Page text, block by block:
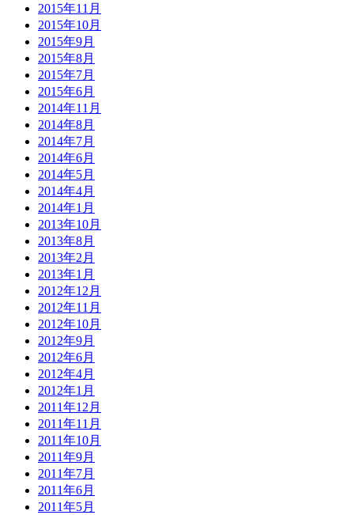
2015年11月
2015年10月
2015年9月
2015年8月
2015年7月
2015年6月
2014年11月
2014年8月
2014年7月
2014年6月
2014年5月
2014年4月
2014年1月
2013年10月
2013年8月
2013年2月
2013年1月
2012年12月
2012年11月
2012年10月
2012年9月
2012年6月
2012年4月
2012年1月
2011年12月
2011年11月
2011年10月
2011年9月
2011年7月
2011年6月
2011年5月